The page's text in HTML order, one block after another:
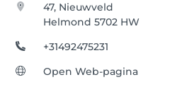
47, Nieuwveld
Helmond 5702 HW
+31492475231
Open Web-pagina